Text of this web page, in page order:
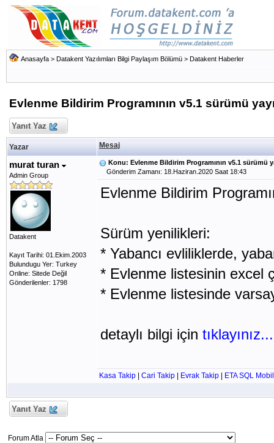
Anasayfa > Datakent Yazılımları Bilgi Paylaşım Bölümü > Datakent Haberler
Evlenme Bildirim Programının v5.1 sürümü
Yanıt Yaz
Yazar Mesaj
murat turan
Admin Group
Datakent
Kayıt Tarihi: 01.Ekim.2003
Bulundugu Yer: Turkey
Online: Sitede Değil
Gönderilenler: 1798
Konu: Evlenme Bildirim Programının v5.1 sürümü
Gönderim Zamanı: 18.Haziran.2020 Saat 18:43
Evlenme Bildirim
Sürüm yenilikleri:
* Yabancı evliliklerde,
* Evlenme listesinin excel
* Evlenme listesinde
detaylı bilgi için tıklayınız...
Kasa Takip Cari Takip Evrak Takip ETA SQL Mobil
Yanıt Yaz
Forum Atla